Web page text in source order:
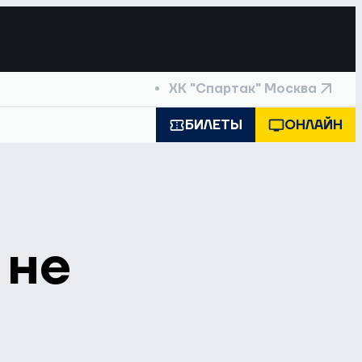
ХК "Спартак" Москва
БИЛЕТЫ ОНЛАЙН